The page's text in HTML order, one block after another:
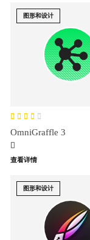
图形和设计
OmniGraffle 3
查看详情
图形和设计